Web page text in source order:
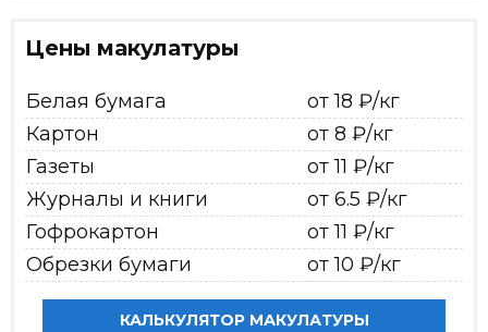
Цены макулатуры
Белая бумага
от 18 ₽/кг
Картон
от 8 ₽/кг
Газеты
от 11 ₽/кг
Журналы и книги
от 6.5 ₽/кг
Гофрокартон
от 11 ₽/кг
Обрезки бумаги
от 10 ₽/кг
КАЛЬКУЛЯТОР МАКУЛАТУРЫ